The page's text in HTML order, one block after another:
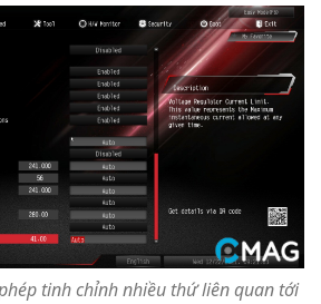
tinh chỉnh nhiều thứ liên quan tới